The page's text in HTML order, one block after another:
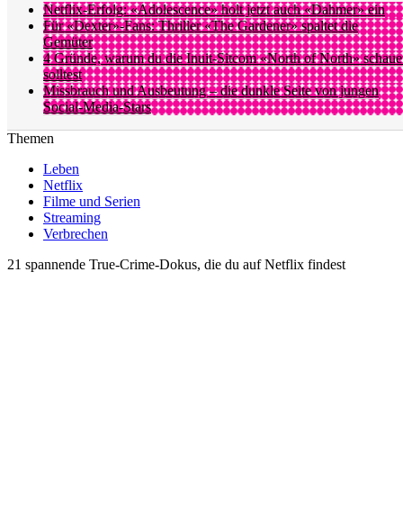
Netflix-Erfolg: «Adolescence» holt jetzt auch «Dahmer» ein
Für «Dexter»-Fans: Thriller «The Gardener» spaltet die
Gemüter
4 Gründe, warum du die Inuit-Sitcom «North of North»
solltest
Missbrauch und Ausbeutung – die dunkle Seite von jungen
Social-Media-Stars
Themen
Leben
Netflix
Filme und Serien
Streaming
Verbrechen
21 spannende True-Crime-Dokus, die du auf Netflix findest